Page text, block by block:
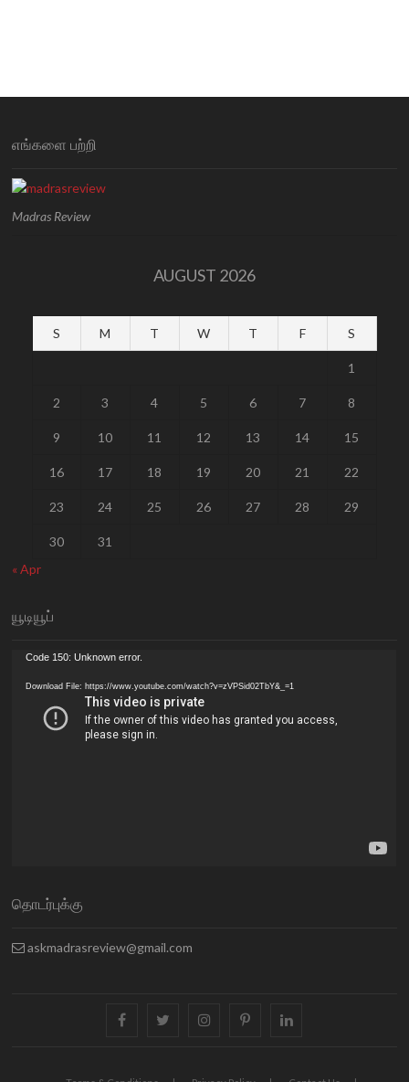
எங்களை பற்றி
Madras Review
AUGUST 2026
S M T W T F S
1
2 3 4 5 6 7 8
9 10 11 12 13 14 15
16 17 18 19 20 21 22
23 24 25 26 27 28 29
30
31
« Apr
யூடியூப்
Video
Code 150: Unknown error.
Download File: https://www.youtube.com/watch?v=zVPSid02TbY&_=1
தொடர்புக்கு
askmadrasreview@gmail.com
facebook twitter instagrampinterestlinkedin